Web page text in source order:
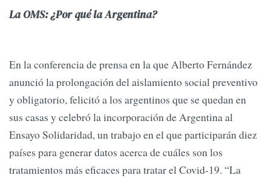
La OMS: ¿Por qué la Argentina?
En la conferencia de prensa en la que Alberto Fernández
anunció la prolongación del aislamiento social preventivo
y obligatorio, felicitó a los argentinos que se quedan en
sus casas y celebró la incorporación de Argentina al
Ensayo Solidaridad, un trabajo en el que participarán diez
países para generar datos acerca de cuáles son los
tratamientos más eficaces para tratar el Covid-19. “La